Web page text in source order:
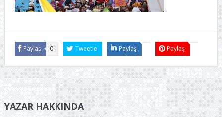
Paylaş 0 Tweetle Paylaş Paylaş
YAZAR HAKKINDA